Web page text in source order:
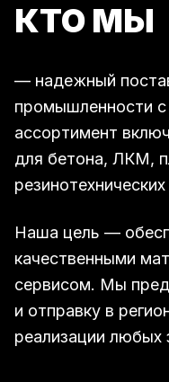
КТО МЫ
— надежный
промышленности
ассортимент
для бетона, ЛКМ,
Наша цель —
качественными
сервисом. Мы
и отправку в
реализации любых